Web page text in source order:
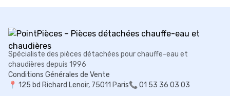
Spécialiste des pièces détachées pour chauffe-eau et
chaudières depuis 1996
Conditions Générales de Vente
📍 125 bd Richard Lenoir, 75011 Paris📞 01 53 36 03 03